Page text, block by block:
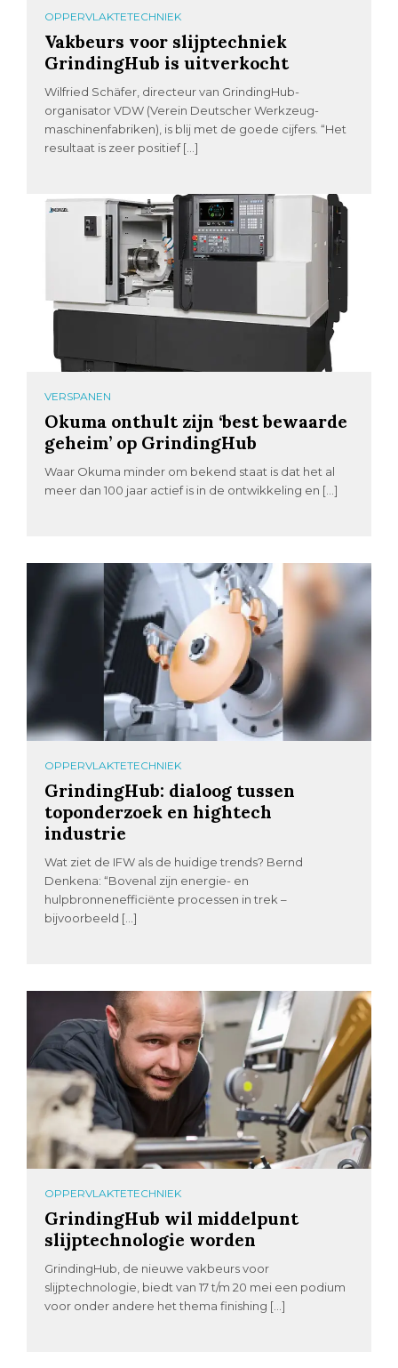
OPPERVLAKTETECHNIEK
Vakbeurs voor slijptechniek
GrindingHub is uitverkocht
Wilfried Schäfer, directeur van GrindingHub-
organisator VDW (Verein Deutscher Werkzeug-
maschinenfabriken), is blij met de goede cijfers. “Het
resultaat is zeer positief […]
VERSPANEN
Okuma onthult zijn ‘best bewaarde
geheim’ op GrindingHub
Waar Okuma minder om bekend staat is dat het al
meer dan 100 jaar actief is in de ontwikkeling en […]
OPPERVLAKTETECHNIEK
GrindingHub: dialoog tussen
toponderzoek en hightech
industrie
Wat ziet de IFW als de huidige trends? Bernd
Denkena: “Bovenal zijn energie- en
hulpbronnenefficiënte processen in trek –
bijvoorbeeld […]
OPPERVLAKTETECHNIEK
GrindingHub wil middelpunt
slijptechnologie worden
GrindingHub, de nieuwe vakbeurs voor
slijptechnologie, biedt van 17 t/m 20 mei een podium
voor onder andere het thema finishing […]